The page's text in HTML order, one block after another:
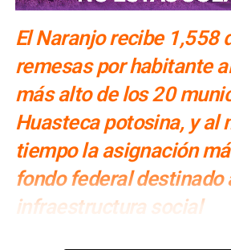
El Naranjo recibe 1,558
remesas por habitante
más alto de los 20
Huasteca potosina, y al
tiempo la asignación
fondo federal destinado
infraestructura social